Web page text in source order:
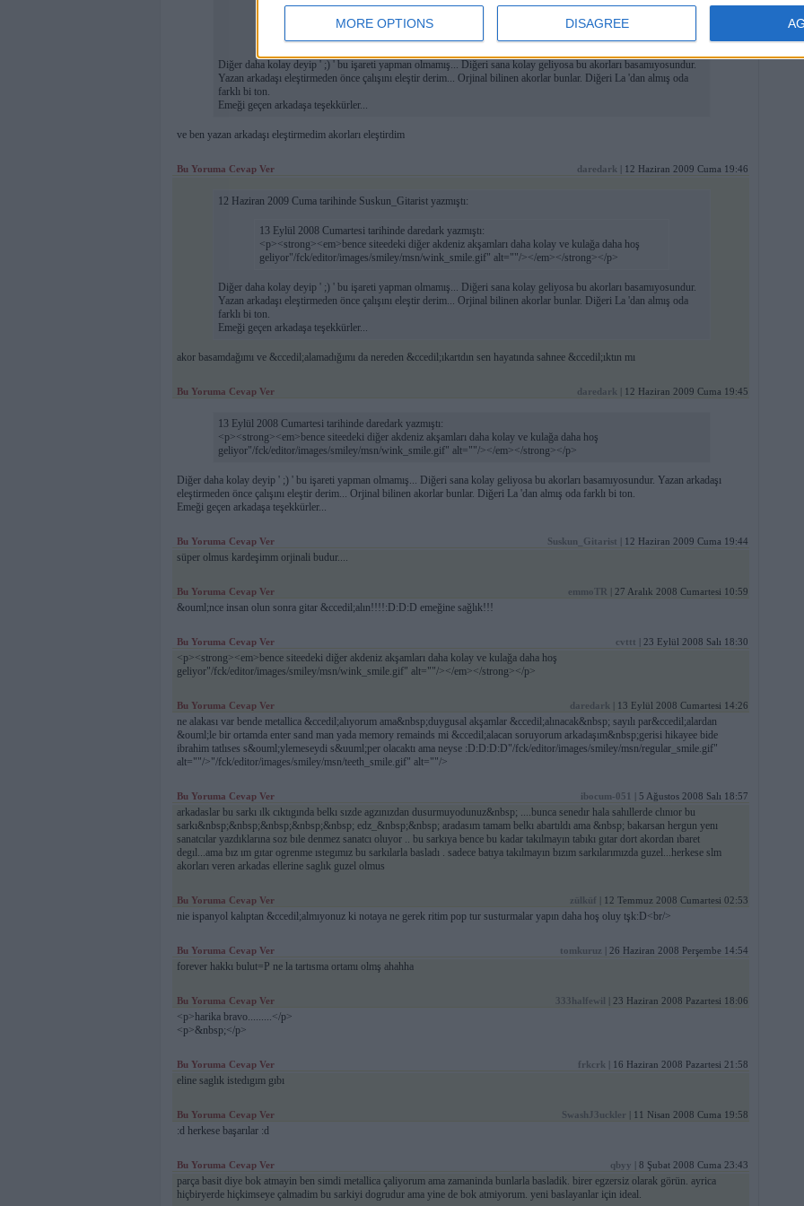
MORE OPTIONS DISAGREE
13 Eylül 2008 Cumartesi tarihinde daredark yazmıştı:
<p><strong><em>bence siteedeki diğer akdeniz akşamları daha kolay ve kulağa daha hoş
Diğer daha kolay deyip ' ;) ' bu işareti yapman olmamış... Diğeri sana kolay geliyosa bu akorları basamıyosundur.
Yazan arkadaşı eleştirmeden önce çalışını eleştir derim... Orjinal bilinen akorlar bunlar. Diğeri La 'dan almış oda
farklı bi ton.
Emeği geçen arkadaşa teşekkürler...
ve ben yazan arkadaşı eleştirmedim akorları eleştirdim
Bu Yoruma Cevap Ver daredark | 12 Haziran 2009 Cuma 19:46
12 Haziran 2009 Cuma tarihinde Suskun_Gitarist yazmıştı:
13 Eylül 2008 Cumartesi tarihinde daredark yazmıştı:
<p><strong><em>bence siteedeki diğer akdeniz akşamları daha kolay ve kulağa daha hoş
geliyor"/fck/editor/images/smiley/msn/wink_smile.gif" alt=""/></em></strong></p>
Diğer daha kolay deyip ' ;) ' bu işareti yapman olmamış... Diğeri sana kolay geliyosa bu akorları basamıyosundur.
Yazan arkadaşı eleştirmeden önce çalışını eleştir derim... Orjinal bilinen akorlar bunlar. Diğeri La 'dan almış oda
farklı bi ton.
Emeği geçen arkadaşa teşekkürler...
akor basamdağımı ve &ccedil;alamadığımı da nereden &ccedil;ıkartdın sen hayatında sahnee &ccedil;ıktın mı
Bu Yoruma Cevap Ver daredark | 12 Haziran 2009 Cuma 19:45
13 Eylül 2008 Cumartesi tarihinde daredark yazmıştı:
<p><strong><em>bence siteedeki diğer akdeniz akşamları daha kolay ve kulağa daha hoş
geliyor"/fck/editor/images/smiley/msn/wink_smile.gif" alt=""/></em></strong></p>
Diğer daha kolay deyip ' ;) ' bu işareti yapman olmamış... Diğeri sana kolay geliyosa bu akorları basamıyosundur. Yazan arkadaşı
eleştirmeden önce çalışını eleştir derim... Orjinal bilinen akorlar bunlar. Diğeri La 'dan almış oda farklı bi ton.
Emeği geçen arkadaşa teşekkürler...
Bu Yoruma Cevap Ver Suskun_Gitarist | 12 Haziran 2009 Cuma 19:44
süper olmus kardeşimm orjinali budur....
Bu Yoruma Cevap Ver emmoTR | 27 Aralık 2008 Cumartesi 10:59
&ouml;nce insan olun sonra gitar &ccedil;alın!!!!:D:D:D emeğine sağlık!!!
Bu Yoruma Cevap Ver cvttt | 23 Eylül 2008 Salı 18:30
<p><strong><em>bence siteedeki diğer akdeniz akşamları daha kolay ve kulağa daha hoş
geliyor"/fck/editor/images/smiley/msn/wink_smile.gif" alt=""/></em></strong></p>
Bu Yoruma Cevap Ver daredark | 13 Eylül 2008 Cumartesi 14:26
ne alakası var bende metallica &ccedil;alıyorum ama&nbsp;duygusal akşamlar &ccedil;alınacak&nbsp; sayılı par&ccedil;alardan
&ouml;le bir ortamda enter sand man yada memory remainds mi &ccedil;alacan soruyorum arkadaşım&nbsp;gerisi hikayee bide
ibrahim tatlıses s&ouml;ylemeseydi s&uuml;per olacaktı ama neyse :D:D:D:D"/fck/editor/images/smiley/msn/regular_smile.gif"
alt=""/>"/fck/editor/images/smiley/msn/teeth_smile.gif" alt=""/>
Bu Yoruma Cevap Ver ibocum-051 | 5 Ağustos 2008 Salı 18:57
arkadaslar bu sarkı ılk cıktıgında belkı sızde agzınızdan dusurmuyodunuz&nbsp; ....bunca senedır hala sahıllerde clınıor bu
sarkı&nbsp;&nbsp;&nbsp;&nbsp;&nbsp; edz_&nbsp;&nbsp; aradasım tamam belkı abartıldı ama &nbsp; bakarsan hergun yenı
sanatcılar yazdıklarına soz bıle denmez sanatcı oluyor .. bu sarkıya bence bu kadar takılmayın tabıkı gıtar dort akordan ıbaret
degıl...ama bız ım gıtar ogrenme ıstegımız bu sarkılarla basladı . sadece batıya takılmayın bızım sarkılarımızda guzel...herkese slm
akorları veren arkadas ellerine saglık guzel olmus
Bu Yoruma Cevap Ver zülküf | 12 Temmuz 2008 Cumartesi 02:53
nie ispanyol kalıptan &ccedil;almıyonuz ki notaya ne gerek ritim pop tur susturmalar yapın daha hoş oluy tşk:D<br/>
Bu Yoruma Cevap Ver tomkuruz | 26 Haziran 2008 Perşembe 14:54
forever hakkı bulut=P ne la tartısma ortamı olmş ahahha
Bu Yoruma Cevap Ver 333halfewil | 23 Haziran 2008 Pazartesi 18:06
<p>harika bravo.........</p>
<p>&nbsp;</p>
Bu Yoruma Cevap Ver frkcrk | 16 Haziran 2008 Pazartesi 21:58
eline saglık istedıgım gıbı
Bu Yoruma Cevap Ver SwashJ3uckler | 11 Nisan 2008 Cuma 19:58
:d herkese başarılar :d
Bu Yoruma Cevap Ver qbyy | 8 Şubat 2008 Cuma 23:43
parça basit diye bok atmayin ben simdi metallica çaliyorum ama zamaninda bunlarla basladik. birer egzersiz olarak görün. ayrica
hiçbiryerde hiçkimseye çalmadim bu sarkiyi dogrudur ama yine de bok atmiyorum. yeni baslayanlar için ideal.